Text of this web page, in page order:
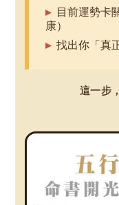
目前運勢卡
康）
找出你「真
這一步